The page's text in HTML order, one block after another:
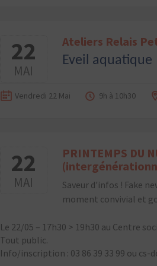
22
MAI
Ateliers Relais
Eveil aquatique
Vendredi 22 Mai 9h à 10h30
22
MAI
PRINTEMPS DU
Saveur d'infos ! Fake
moment convivial et
Le 22/05 – 17h30 > 19h30 au Centre
Tout public.
Info/inscription : 03 86 39 33 99 ou cs-